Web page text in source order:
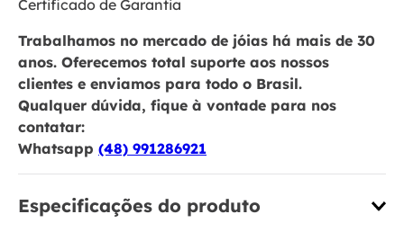
Certificado de Garantia
Trabalhamos no mercado de jóias há mais de 30
anos. Oferecemos total suporte aos nossos
clientes e enviamos para todo o Brasil.
Qualquer dúvida, fique à vontade para nos
contatar:
Whatsapp (48) 991286921
Especificações do produto